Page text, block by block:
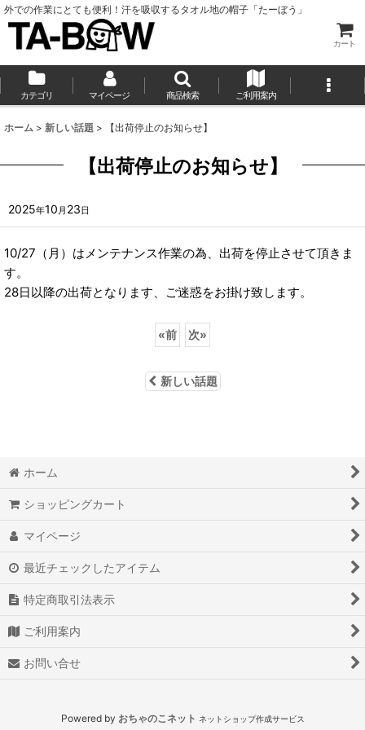
外での作業にとても便利！汗を吸収するタオル地の帽子「たーぼう」
カート
カテゴリ マイページ 商品検索 ご利用案内
ホーム > 新しい話題 > 【出荷停止のお知らせ】
【出荷停止のお知らせ】
2025年10 月 23日
10/27（月）はメンテナンス作業の為、出荷を停止させて頂きま
す。
28日以降の出荷となります、ご迷惑をお掛け致します。
«前 次»
新しい話題
ホーム
ショッピングカート
マイページ
最近チェックしたアイテム
特定商取引法表示
ご利用案内
お問い合せ
Powered by おちゃのこネット ネットショップ作成サービス